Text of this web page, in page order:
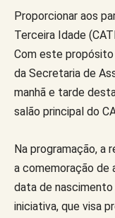
Proporcionar aos
Terceira Idade
Com este propósito
da Secretaria de
manhã e tarde
salão principal do
Na programação, a
a comemoração de
data de nascimento
iniciativa, que visa